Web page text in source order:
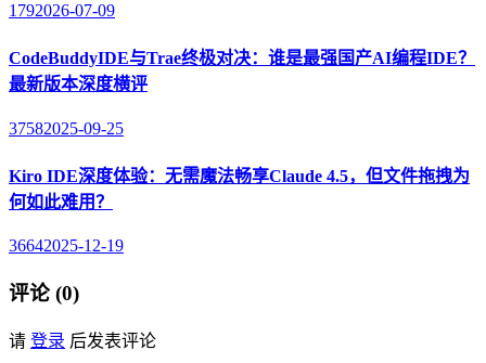
1792026-07-09
CodeBuddyIDE与Trae终极对决：谁是最强国产AI编程IDE？
最新版本深度横评
37582025-09-25
Kiro IDE深度体验：无需魔法畅享Claude 4.5，但文件拖拽为
何如此难用？
36642025-12-19
评论 (0)
请 登录 后发表评论